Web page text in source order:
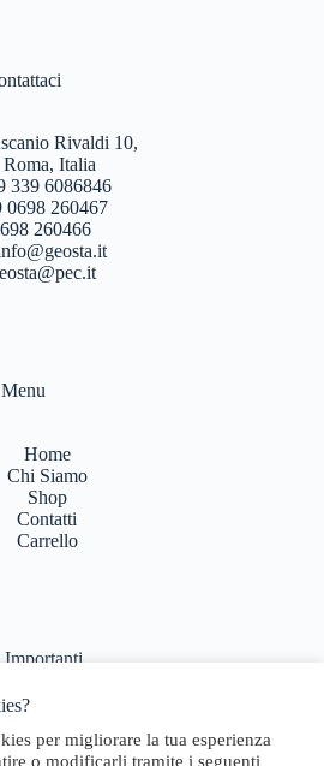
Rivaldi 10,
Italia
339 6086846
0698 260467
260466
Menu
Home
Chi Siamo
Shop
Contatti
Carrello
di Reso
per migliorare la tua esperienza
o modificarli tramite i seguenti